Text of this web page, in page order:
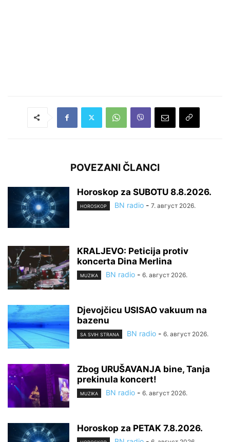
POVEZANI ČLANCI
Horoskop za SUBOTU 8.8.2026.
HOROSKOP BN radio - 7. август 2026.
KRALJEVO: Peticija protiv
koncerta Dina Merlina
MUZIKA BN radio - 6. август 2026.
Djevojčicu USISAO vakuum na
bazenu
SA SVIH STRANA BN radio - 6. август 2026.
Zbog URUŠAVANJA bine, Tanja
prekinula koncert!
MUZIKA BN radio - 6. август 2026.
Horoskop za PETAK 7.8.2026.